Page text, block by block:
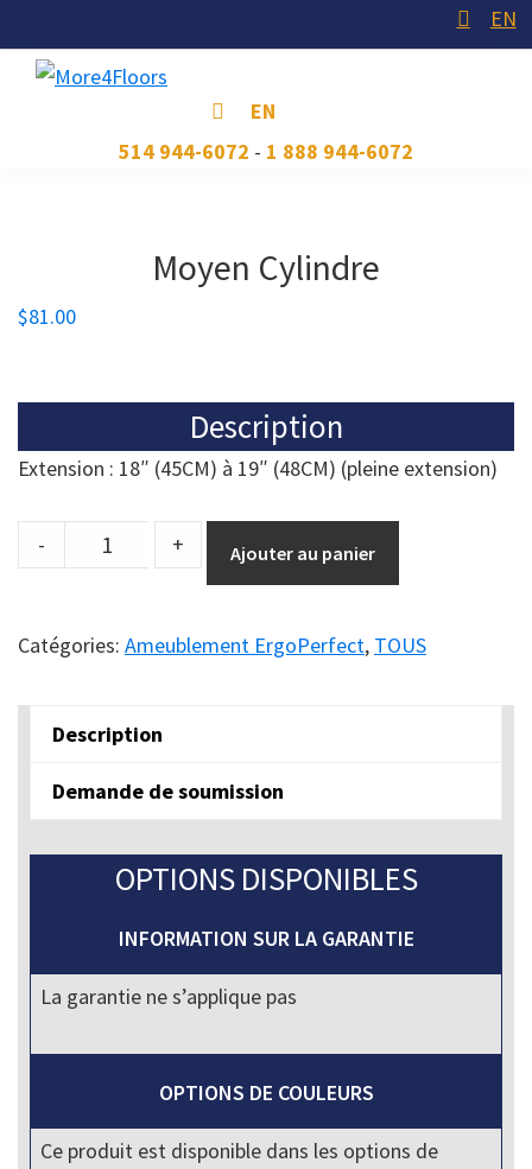
to
primary
to
main
to
footer
EN
EN
514 944-6072 - 1 888 944-6072
Moyen Cylindre
$81.00
Description
Extension : 18″ (45CM) à 19″ (48CM) (pleine extension)
Cylindre
- + Ajouter au panier
Catégories: Ameublement ErgoPerfect, TOUS
Description
Demande de soumission
OPTIONS DISPONIBLES
INFORMATION SUR LA GARANTIE
La garantie ne s’applique pas
OPTIONS DE COULEURS
Ce produit est disponible dans les options de